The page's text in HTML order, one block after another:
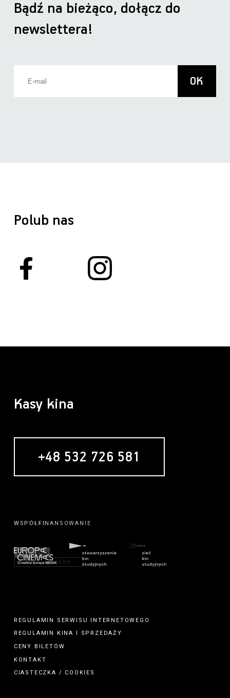
Polub nas
Bądź na bieżąco, dołącz do
newslettera!
Kasy kina
+48 532 726 581
MECENAS
REGULAMIN SERWISU INTERNETOWEGO
REGULAMIN
KINA
SPRZEDAŻY
CENY BILETÓW
KONTAKT
CIASTECZKA / COOKIES